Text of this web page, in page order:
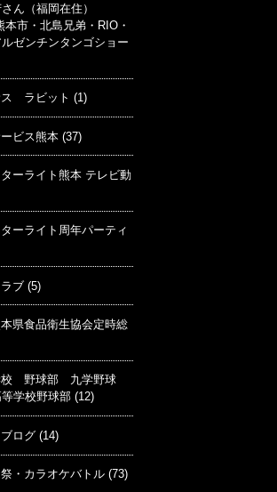
さん（福岡在住）
市・北島兄弟・RIO・
ゼンチンタンゴショー
ラビット (1)
ビス熊本 (37)
ーライト熊本 テレビ動
ーライト周年パーティ
ブ (5)
県食品衛生協会定時総
校 野球部 九学野球
学校野球部 (12)
ログ (14)
・カラオケバトル (73)